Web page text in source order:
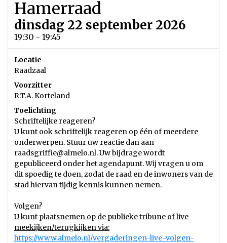
Hamerraad
dinsdag 22 september 2026
19:30 - 19:45
Locatie
Raadzaal
Voorzitter
R.T.A. Korteland
Toelichting
Schriftelijke reageren?
U kunt ook schriftelijk reageren op één of meerdere
onderwerpen. Stuur uw reactie dan aan
raadsgriffie@almelo.nl. Uw bijdrage wordt
gepubliceerd onder het agendapunt. Wij vragen u om
dit spoedig te doen, zodat de raad en de inwoners van de
stad hiervan tijdig kennis kunnen nemen.
Volgen?
U kunt plaatsnemen op de publieke tribune of live
meekijken/terugkijken via:
https://www.almelo.nl/vergaderingen-live-volgen-